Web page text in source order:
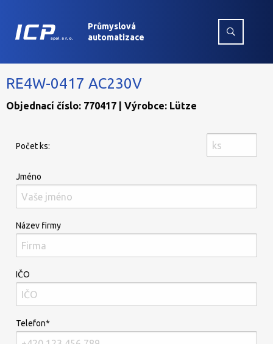
Průmyslová
automatizace
RE4W-0417 AC230V
Objednací číslo: 770417 | Výrobce: Lütze
Počet ks:
Jméno
Název firmy
IČO
Telefon*